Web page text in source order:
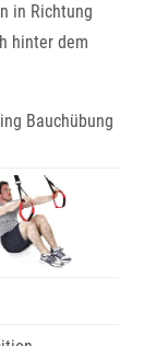
in Richtung
hinter dem
Bauchübung